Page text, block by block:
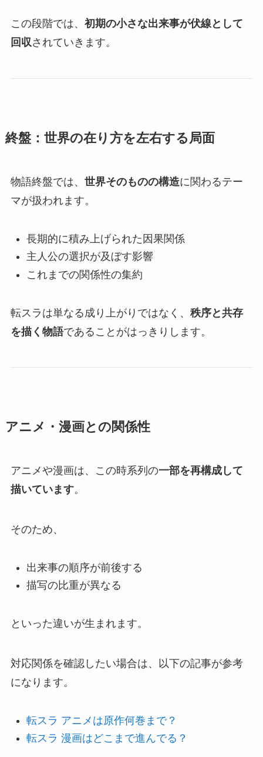
この段階では、 初期の小さな出来事が伏線として
回収されていきます。
終盤：世界の在り方を左右する局面
物語終盤では、 世界そのものの構造に関わるテー
マが扱われます。
長期的に積み上げられた因果関係
主人公の選択が及ぼす影響
これまでの関係性の集約
転スラは単なる成り上がりではなく、 秩序と共存
を描く物語であることがはっきりします。
アニメ・漫画との関係性
アニメや漫画は、この時系列の一部を再構成して
描いています。
そのため、
出来事の順序が前後する
描写の比重が異なる
といった違いが生まれます。
対応関係を確認したい場合は、以下の記事が参考
になります。
転スラ アニメは原作何巻まで？
転スラ 漫画はどこまで進んでる？